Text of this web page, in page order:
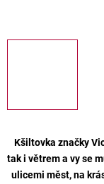
Kšiltovka značky
tak i větrem a vy se
ulicemi měst, na